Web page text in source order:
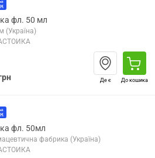
ка фл. 50 мл
(Україна)
Де є До кошика
ка фл. 50мл
фабрика (Україна)